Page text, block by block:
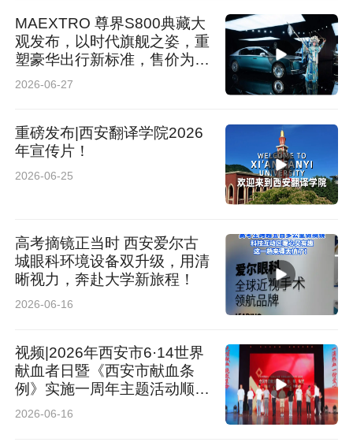
MAEXTRO 尊界S800典藏大
观发布，以时代旗舰之姿，重
塑豪华出行新标准，售价为
72.8万元-117.8万元！
2026-06-27
重磅发布|西安翻译学院2026
年宣传片！
2026-06-25
高考摘镜正当时 西安爱尔古
城眼科环境设备双升级，用清
晰视力，奔赴大学新旅程！
2026-06-16
视频|2026年西安市6·14世界
献血者日暨《西安市献血条
例》实施一周年主题活动顺利
举办
2026-06-16